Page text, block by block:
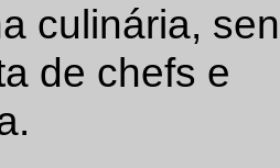
culinária,
de chefs e